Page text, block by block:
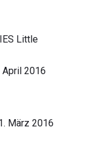
Little
April 2016
März 2016